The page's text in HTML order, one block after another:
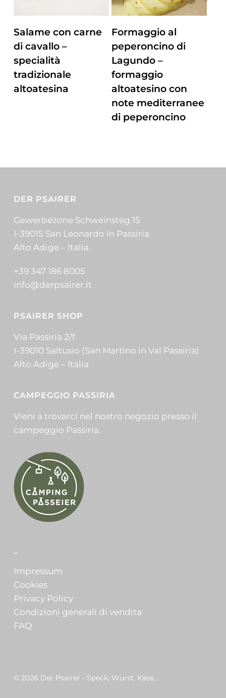
Salame con carne
di cavallo –
specialità
tradizionale
altoatesina
ZUM PRODUKT
Formaggio al
peperoncino di
Lagundo –
formaggio
altoatesino con
note mediterranee
di peperoncino
DER PSAIRER
Gewerbezone Schweinsteg 15
I-39015 San Leonardo in Passiria
Alto Adige – Italia
+39 347 186 8005
info@derpsairer.it
PSAIRER SHOP
Via Passiria 2/f
I-39010 Saltusio (San Martino in Val Passiria)
Alto Adige – Italia
CAMPEGGIO PASSIRIA
Vieni a trovarci nel nostro negozio presso il
campeggio Passiria.
Impressum
Cookies
Privacy Policy
Condizioni generali di vendita
FAQ
© 2026 Der Psairer - Speck, Wurst, Käse.